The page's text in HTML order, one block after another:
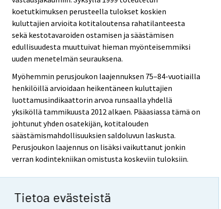
Tietoa evästeistä
koetutkimuksen perusteella tulokset koskien
kuluttajien arvioita kotitaloutensa rahatilanteesta
sekä kestotavaroiden ostamisen ja säästämisen
edullisuudesta muuttuivat hieman myönteisemmiksi
uuden menetelmän seurauksena.
Myöhemmin perusjoukon laajennuksen 75–84-vuotiailla
henkilöillä arvioidaan heikentäneen kuluttajien
luottamusindikaattorin arvoa runsaalla yhdellä
yksiköllä tammikuusta 2012 alkaen. Pääasiassa tämä on
johtunut yhden osatekijän, kotitalouden
säästämismahdollisuuksien saldoluvun laskusta.
Perusjoukon laajennus on lisäksi vaikuttanut jonkin
verran kodintekniikan omistusta koskeviin tuloksiin.